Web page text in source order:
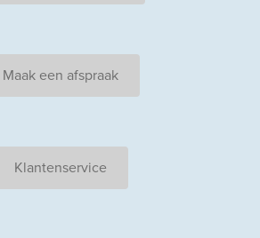
Maak een afspraak
Klantenservice